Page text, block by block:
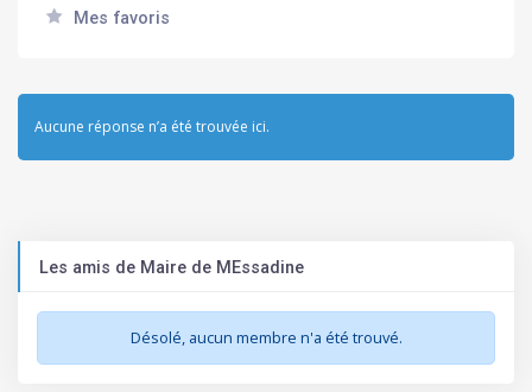
Mes favoris
Aucune réponse n’a été trouvée ici.
Les amis de Maire de MEssadine
Désolé, aucun membre n'a été trouvé.